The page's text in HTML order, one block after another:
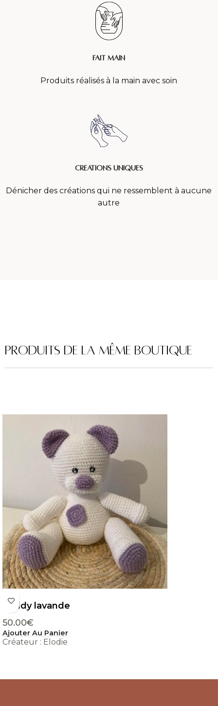
Fait main
Produits réalisés à la main avec soin
créations uniques
Dénicher des créations qui ne ressemblent à aucune
autre
Produits de la même boutique
Teddy lavande
50.00€
Ajouter Au Panier
Créateur : Elodie